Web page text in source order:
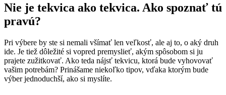
Nie je tekvica ako tekvica. Ako spoznať tú
pravú?
Pri výbere by ste si nemali všímať len veľkosť, ale aj to, o aký druh
ide. Je tiež dôležité si vopred premyslieť, akým spôsobom si ju
prajete zužitkovať. Ako teda nájsť tekvicu, ktorá bude vyhovovať
vašim potrebám? Prinášame niekoľko tipov, vďaka ktorým bude
výber jednoduchší, ako si myslíte.